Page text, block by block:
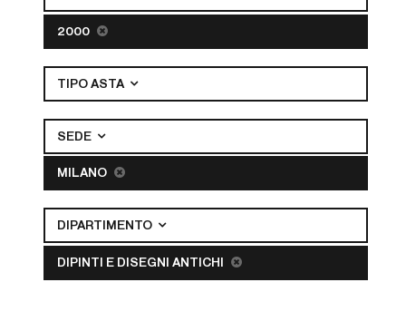
2000
TIPO ASTA
SEDE
MILANO
DIPARTIMENTO
DIPINTI E DISEGNI ANTICHI